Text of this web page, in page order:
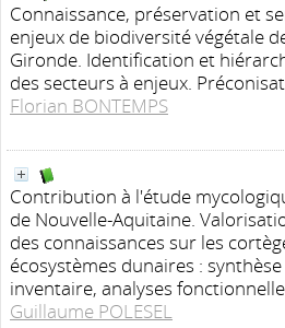
Connaissance, préservation et
enjeux de biodiversité végétale
Gironde. Identification et
des secteurs à enjeux.
Florian BONTEMPS
Contribution à l'étude
de Nouvelle-Aquitaine.
des connaissances sur les
écosystèmes dunaires :
inventaire, analyses
Guillaume POLESEL